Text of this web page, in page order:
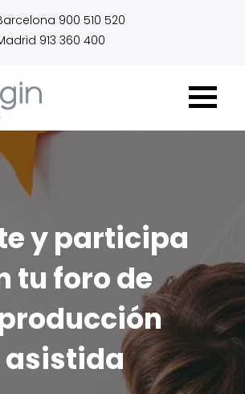
900 510 520
913 360 400
y participa
tu foro de
asistida